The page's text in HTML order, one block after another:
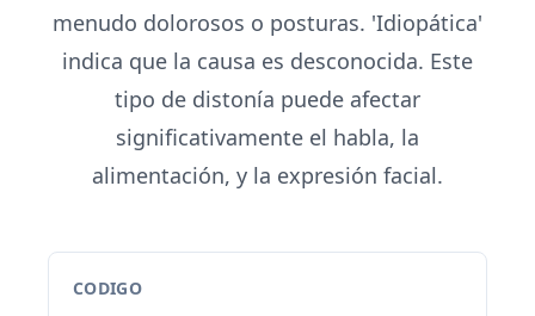
menudo dolorosos o posturas. 'Idiopática'
indica que la causa es desconocida. Este
tipo de distonía puede afectar
significativamente el habla, la
alimentación, y la expresión facial.
CODIGO